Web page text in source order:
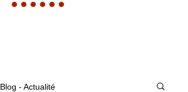
Blog - Actualité